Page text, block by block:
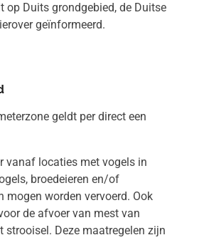
op Duits grondgebied, de Duitse
geïnformeerd.
geldt per direct een
vanaf locaties met vogels in
broedeieren en/of
mogen worden vervoerd. Ook
de afvoer van mest van
strooisel. Deze maatregelen zijn